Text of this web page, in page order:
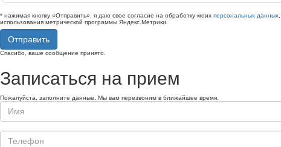
* нажимая кнопку «Отправить», я даю свое согласие на обработку моих персональных данных
использования метрической программы Яндекс.Метрики.
Отправить
Спасибо, ваше сообщение принято.
Записаться на прием
Пожалуйста, заполните данные. Мы вам перезвоним в ближайшее время.